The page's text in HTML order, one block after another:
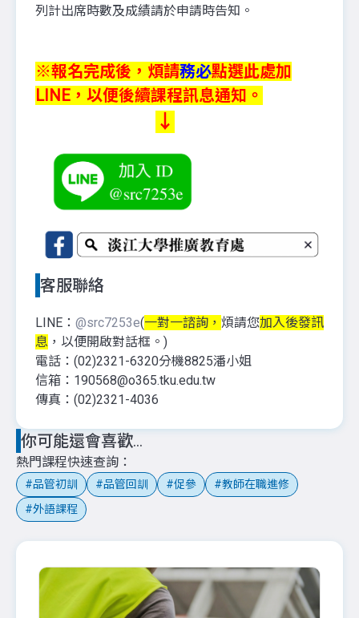
列計出席時數及成績請於申請時告知。
※報名完成後，煩請務必點選此處加
LINE，以便後續課程訊息通知。
↓
客服聯絡
LINE： @src7253e(一對一諮詢， 煩請您加入後發訊
息 ，以便開啟對話框。)
電話：(02)2321-6320分機8825潘小姐
信箱：190568@o365.tku.edu.tw
傳真：(02)2321-4036
你可能還會喜歡...
熱門課程快速查詢
品管初訓 品管回訓 促參
教師在職進修
外語課程